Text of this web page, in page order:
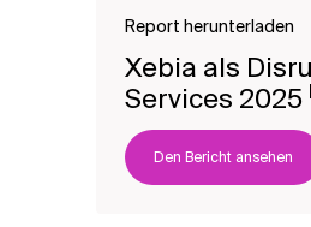
Report herunterladen
Xebia als
Services 2025
Den Bericht ansehen